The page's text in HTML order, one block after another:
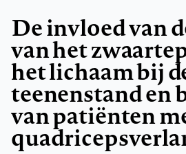
De invloed van
van het
het lichaam bij
teenenstand en
van patiënten